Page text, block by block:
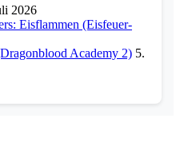
2026
Eisflammen (Eisfeuer-
Academy 2) 5.